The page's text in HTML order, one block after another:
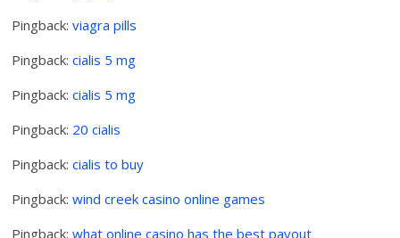
Pingback:viagra pills
Pingback:cialis 5 mg
Pingback:cialis 5 mg
Pingback: 20 cialis
Pingback:cialis to buy
Pingback:wind creek casino online games
Pingback:what online casino has the best payout